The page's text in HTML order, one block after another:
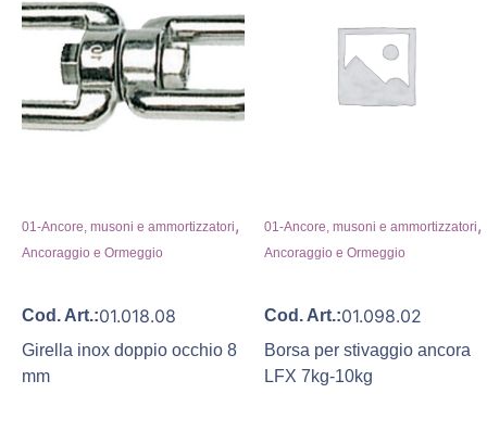
01-Ancore, musoni e ammortizzatori,
Ancoraggio e Ormeggio
Cod. Art.:01.018.08
Girella inox doppio occhio 8
mm
01-Ancore, musoni e ammortizzatori,
Ancoraggio e Ormeggio
Cod. Art.:01.098.02
Borsa per stivaggio ancora
LFX 7kg-10kg